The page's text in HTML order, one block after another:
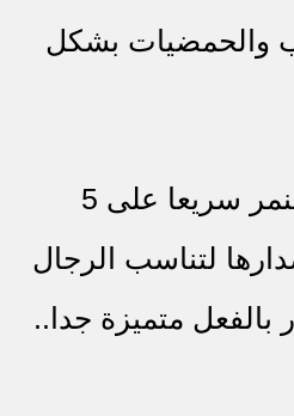
والحمضيات بشكل
في هذه التدوينة سنمر سريعا على 5
لتناسب الرجال
بالفعل متميزة جدا..